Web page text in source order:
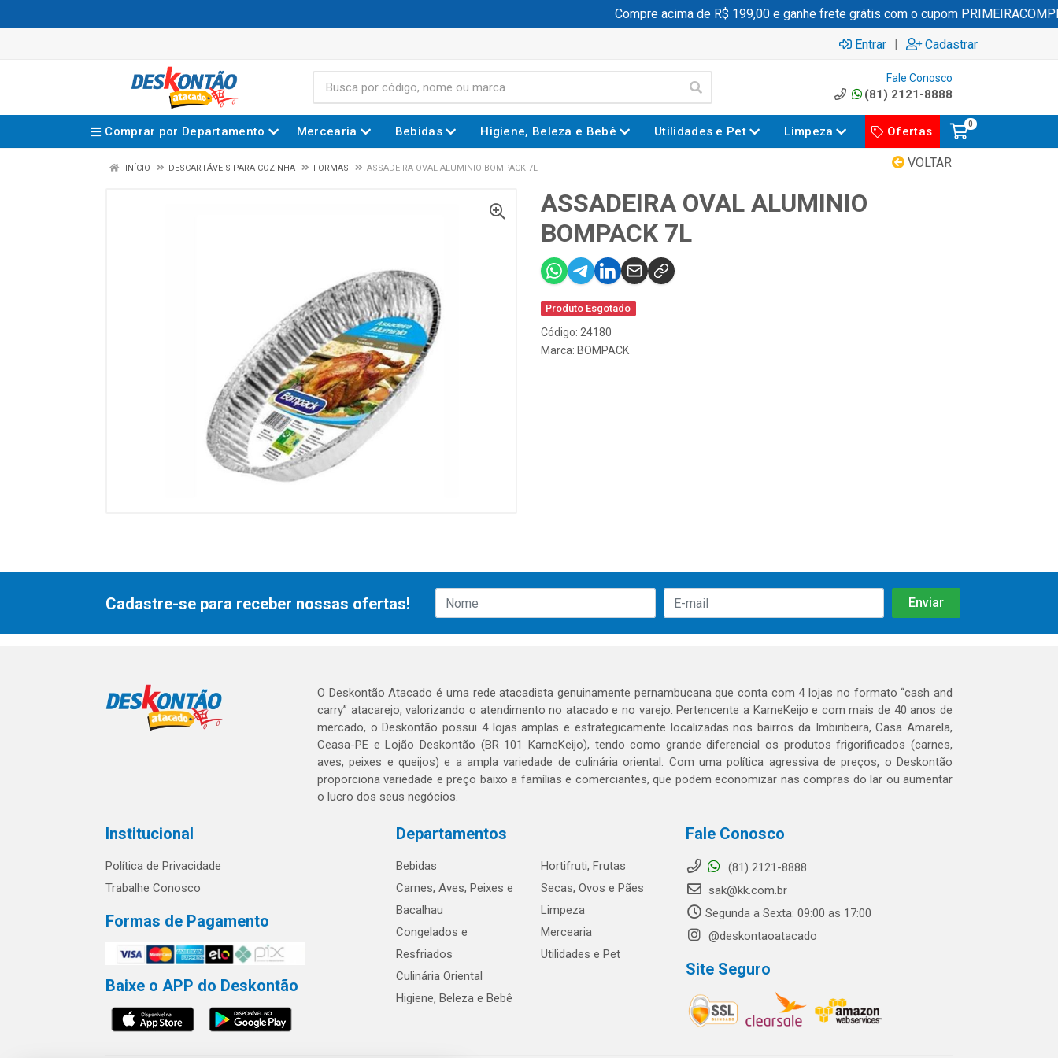
Compre acima de R$ 199,00 e ganhe frete grátis com o cupom PRIMEIRACOMPRA
Entrar | Cadastrar
Fale Conosco
(81) 2121-8888
Comprar por Departamento Mercearia Bebidas Higiene, Beleza e Bebê Utilidades e Pet Limpeza Ofertas
0
VOLTAR
INÍCIO DESCARTÁVEIS PARA COZINHA FORMAS ASSADEIRA OVAL ALUMINIO BOMPACK 7L
ASSADEIRA OVAL ALUMINIO
BOMPACK 7L
Produto Esgotado
Código: 24180
Marca: BOMPACK
Cadastre-se para receber nossas ofertas!
O Deskontão Atacado é uma rede atacadista genuinamente pernambucana que conta com 4 lojas no formato “cash and
carry” atacarejo, valorizando o atendimento no atacado e no varejo. Pertencente a KarneKeijo e com mais de 40 anos de
mercado, o Deskontão possui 4 lojas amplas e estrategicamente localizadas nos bairros da Imbiribeira, Casa Amarela,
Ceasa-PE e Lojão Deskontão (BR 101 KarneKeijo), tendo como grande diferencial os produtos frigorificados (carnes,
aves, peixes e queijos) e a ampla variedade de culinária oriental. Com uma política agressiva de preços, o Deskontão
proporciona variedade e preço baixo a famílias e comerciantes, que podem economizar nas compras do lar ou aumentar
o lucro dos seus negócios.
Institucional
Política de Privacidade
Trabalhe Conosco
Formas de Pagamento
Baixe o APP do Deskontão
Departamentos
Bebidas
Carnes, Aves, Peixes e
Bacalhau
Congelados e
Resfriados
Culinária Oriental
Higiene, Beleza e Bebê
Hortifruti, Frutas
Secas, Ovos e Pães
Limpeza
Mercearia
Utilidades e Pet
Fale Conosco
(81) 2121-8888
sak@kk.com.br
Segunda a Sexta: 09:00 as 17:00
@deskontaoatacado
Site Seguro